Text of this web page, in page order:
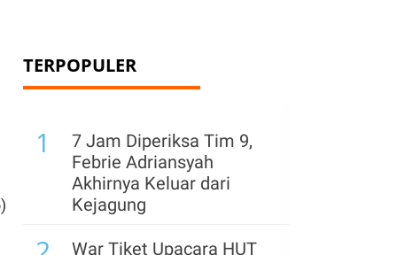
TERPOPULER
1
7 Jam Diperiksa Tim 9,
Febrie Adriansyah
Akhirnya Keluar dari
Kejagung
War Tiket Upacara HUT